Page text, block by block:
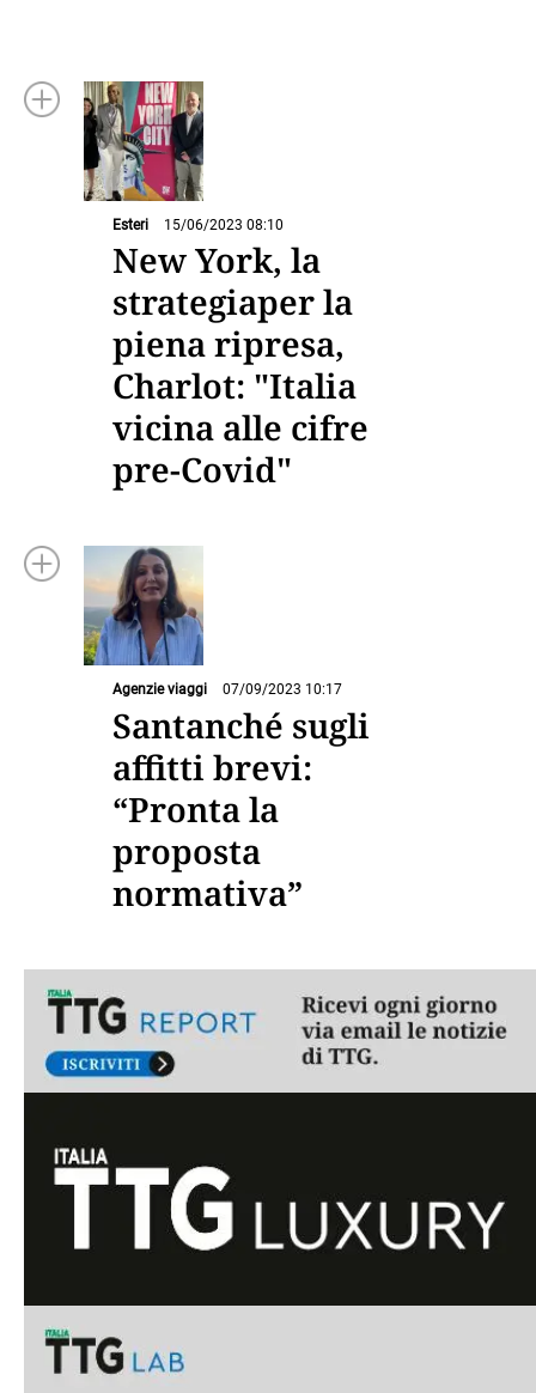
Esteri 15/06/2023 08:10
New York, la
strategiaper la
piena ripresa,
Charlot: "Italia
vicina alle cifre
pre-Covid"
Agenzie viaggi 07/09/2023 10:17
Santanché sugli
affitti brevi:
“Pronta la
proposta
normativa”